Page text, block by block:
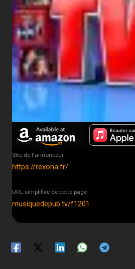
Site de l'annonceur
https://rexona.fr/
URL simplifiée de cette page
musiquedepub.tv/f1201